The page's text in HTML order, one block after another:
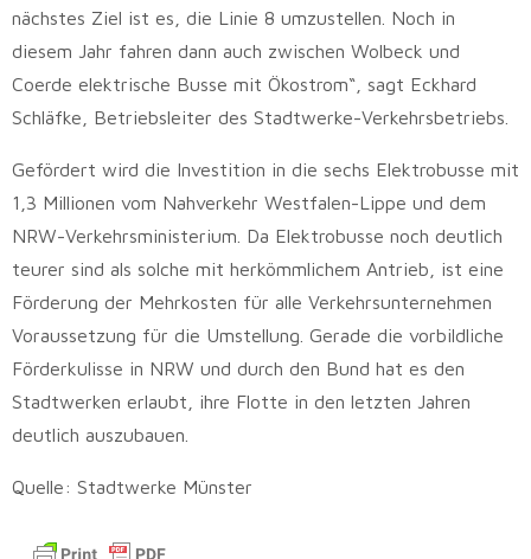
nächstes Ziel ist es, die Linie 8 umzustellen. Noch in
diesem Jahr fahren dann auch zwischen Wolbeck und
Coerde elektrische Busse mit Ökostrom“, sagt Eckhard
Schläfke, Betriebsleiter des Stadtwerke-Verkehrsbetriebs.
Gefördert wird die Investition in die sechs Elektrobusse mit
1,3 Millionen vom Nahverkehr Westfalen-Lippe und dem
NRW-Verkehrsministerium. Da Elektrobusse noch deutlich
teurer sind als solche mit herkömmlichem Antrieb, ist eine
Förderung der Mehrkosten für alle Verkehrsunternehmen
Voraussetzung für die Umstellung. Gerade die vorbildliche
Förderkulisse in NRW und durch den Bund hat es den
Stadtwerken erlaubt, ihre Flotte in den letzten Jahren
deutlich auszubauen.
Quelle: Stadtwerke Münster